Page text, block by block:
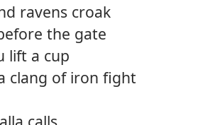
ravens croak
the gate
lift a cup
clang of iron fight
calls